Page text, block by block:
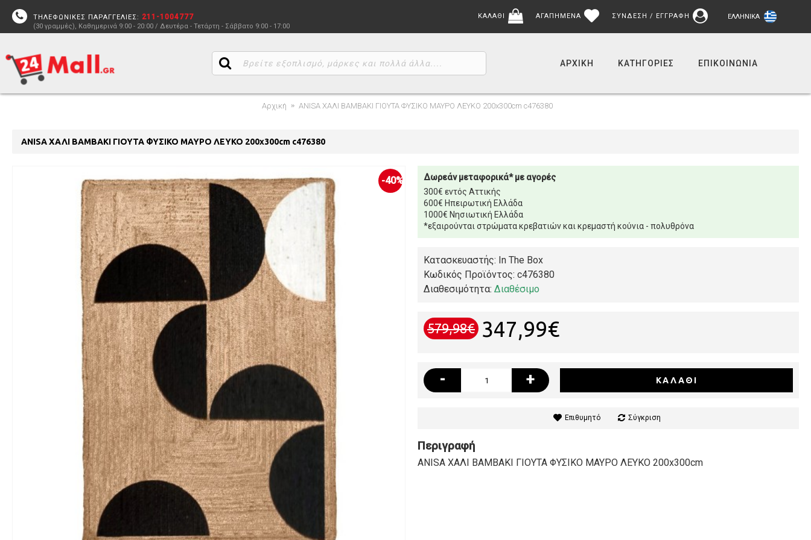
ΤΗΛΕΦΩΝΙΚΕΣ ΠΑΡΑΓΓΕΛΙΕΣ: 211-1004777
(30 γραμμές), Καθημερινά 9:00 - 20:00 / Δευτέρα - Τετάρτη - Σάββατο 9:00 - 17:00
ΕΛΛΗΝΙΚΆ
ΚΑΛΑΘΙ ΑΓΑΠΗΜΕΝΑ ΣΥΝΔΕΣΗ / ΕΓΓΡΑΦΗ
ΑΡΧΙΚΉ ΚΑΤΗΓΟΡΙΕΣ ΕΠΙΚΟΙΝΩΝΊΑ
Αρχική ANISA ΧΑΛΙ ΒΑΜΒΑΚΙ ΓΙΟΥΤΑ ΦΥΣΙΚΟ ΜΑΥΡΟ ΛΕΥΚΟ 200x300cm c476380
ANISA ΧΑΛΙ ΒΑΜΒΑΚΙ ΓΙΟΥΤΑ ΦΥΣΙΚΟ ΜΑΥΡΟ ΛΕΥΚΟ 200x300cm c476380
-40%
Δωρεάν μεταφορικά* με αγορές
300€ εντός Αττικής
600€ Ηπειρωτική Ελλάδα
1000€ Νησιωτική Ελλάδα
*εξαιρούνται στρώματα κρεβατιών και κρεμαστή κούνια - πολυθρόνα
Κατασκευαστής: In The Box
Κωδικός Προϊόντος: c476380
Διαθεσιμότητα: Διαθέσιμο
579,98€ 347,99€
- + ΚΑΛΆΘΙ
Επιθυμητό Σύγκριση
Περιγραφή
ANISA ΧΑΛΙ ΒΑΜΒΑΚΙ ΓΙΟΥΤΑ ΦΥΣΙΚΟ ΜΑΥΡΟ ΛΕΥΚΟ 200x300cm